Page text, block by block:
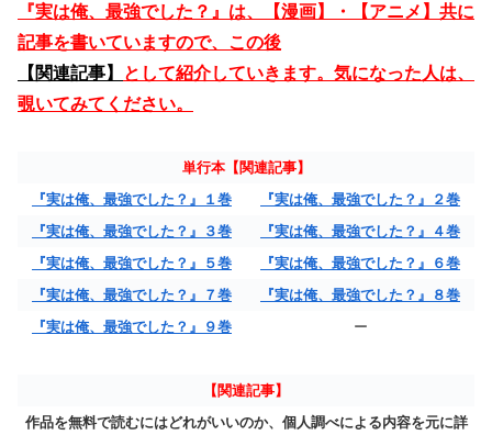
『実は俺、最強でした？』は、【漫画】・【アニメ】共に
記事を書いていますので、この後
【関連記事】
として紹介していきます。気になった人は、
覗いてみてください。
単行本【関連記事】
『実は俺、最強でした？』１巻
『実は俺、最強でした？』２巻
『実は俺、最強でした？』３巻
『実は俺、最強でした？』４巻
『実は俺、最強でした？』５巻
『実は俺、最強でした？』６巻
『実は俺、最強でした？』７巻
『実は俺、最強でした？』８巻
『実は俺、最強でした？』９巻
ー
【関連記事】
作品を無料で読むにはどれがいいのか、個人調べによる内容を元に詳